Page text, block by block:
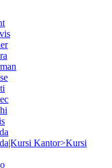
Kantor>Kursi